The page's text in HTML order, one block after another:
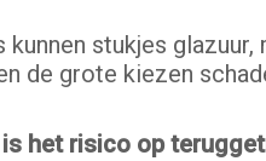
stukjes
de grote kiezen
het risico op